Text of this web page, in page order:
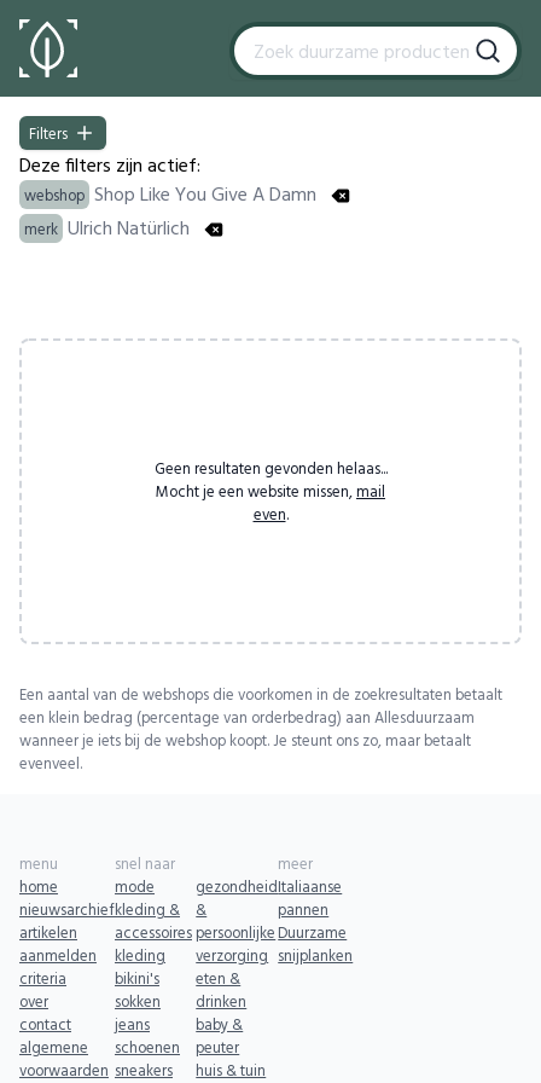
Filters
Filters
Deze filters zijn actief:
webshop Shop Like You Give A Damn
merk Ulrich Natürlich
Geen resultaten gevonden helaas...
Mocht je een website missen, mail
even.
Een aantal van de webshops die voorkomen in de zoekresultaten betaalt
een klein bedrag (percentage van orderbedrag) aan Allesduurzaam
wanneer je iets bij de webshop koopt. Je steunt ons zo, maar betaalt
evenveel.
menu
home
nieuwsarchief
artikelen
aanmelden
criteria
over
contact
algemene
voorwaarden
snel naar
mode
kleding &
accessoires
kleding
bikini's
sokken
jeans
schoenen
sneakers
gezondheid
&
persoonlijke
verzorging
eten &
drinken
baby &
peuter
huis & tuin
meer
Italiaanse
pannen
Duurzame
snijplanken